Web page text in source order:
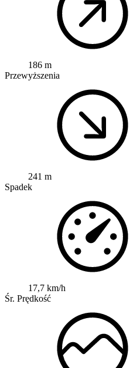
186 m
Przewyższenia
241 m
Spadek
17,7 km/h
Śr. Prędkość